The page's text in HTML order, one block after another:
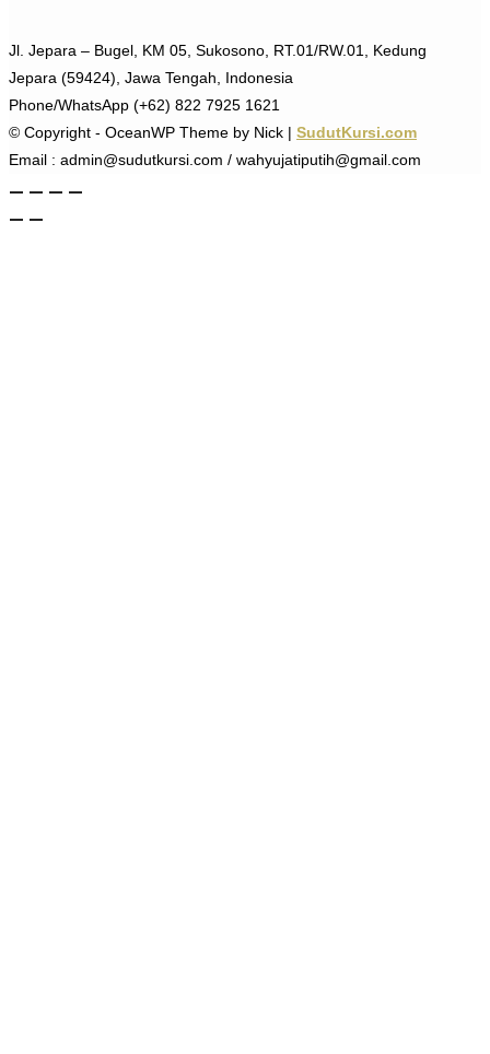
Jl. Jepara – Bugel, KM 05, Sukosono, RT.01/RW.01, Kedung
Jepara (59424), Jawa Tengah, Indonesia
Phone/WhatsApp (+62) 822 7925 1621
© Copyright - OceanWP Theme by Nick | SudutKursi.com
Email : admin@sudutkursi.com / wahyujatiputih@gmail.com